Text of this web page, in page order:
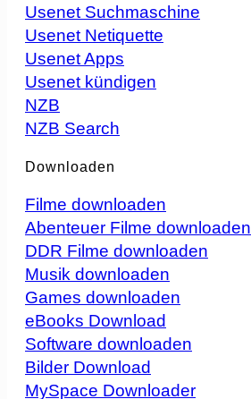
Usenet Suchmaschine
Usenet Netiquette
Usenet Apps
Usenet kündigen
NZB
NZB Search
Downloaden
Filme downloaden
Abenteuer Filme downloaden
DDR Filme downloaden
Musik downloaden
Games downloaden
eBooks Download
Software downloaden
Bilder Download
MySpace Downloader